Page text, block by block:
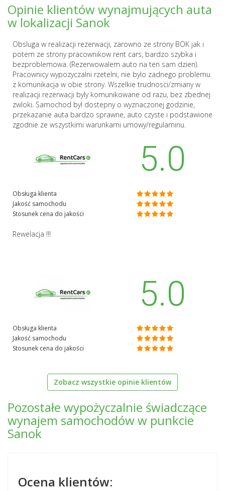
Opinie klientów wynajmujących auta
w lokalizacji Sanok
Obsluga w realizacji rezerwacji, zarowno ze strony BOK jak i
potem ze strony pracownikow rent cars, bardzo szybka i
bezproblemowa. (Rezerwowalem auto na ten sam dzien).
Pracownicy wypozyczalni rzetelni, nie bylo zadnego problemu
z komunikacja w obie strony. Wszelkie trudnosci/zmiany w
realizacji rezerwacji byly komunikowane od razu, bez zbednej
zwloki. Samochod byl dostepny o wyznaczonej godzinie,
przekazanie auta bardzo sprawne, auto czyste i podstawione
zgodnie ze wszystkimi warunkami umowy/regulaminu.
5.0
Obsługa klienta
Jakość samochodu
Stosunek cena do jakości
Rewelacja !!!
5.0
Obsługa klienta
Jakość samochodu
Stosunek cena do jakości
Zobacz wszystkie opinie klientów
Pozostałe wypożyczalnie świadczące
wynajem samochodów w punkcie
Sanok
Ocena klientów: